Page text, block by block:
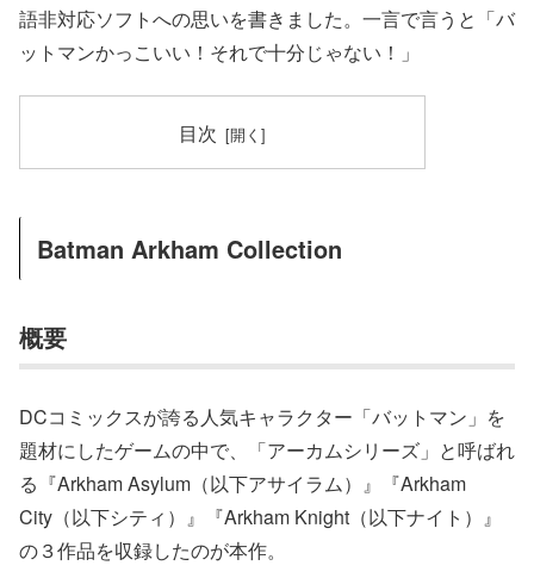
語非対応ソフトへの思いを書きました。一言で言うと「バ
ットマンかっこいい！それで十分じゃない！」
目次
Batman Arkham Collection
概要
DCコミックスが誇る人気キャラクター「バットマン」を
題材にしたゲームの中で、「アーカムシリーズ」と呼ばれ
る『Arkham Asylum（以下アサイラム）』『Arkham
City（以下シティ）』『Arkham Knight（以下ナイト）』
の３作品を収録したのが本作。